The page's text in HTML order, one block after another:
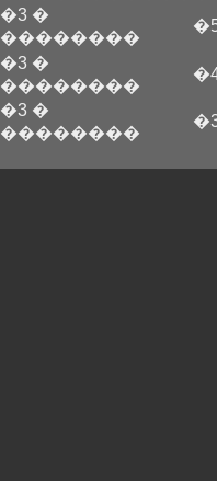
�3 �
��������
�3 �
��������
�3 �
��������